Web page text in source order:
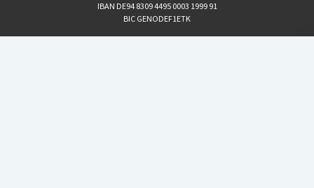
IBAN DE94 8309 4495 0003 1999 91
BIC GENODEF1ETK